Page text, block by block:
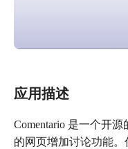
应用描述
Comentario 是一个开
的网页增加讨论功能